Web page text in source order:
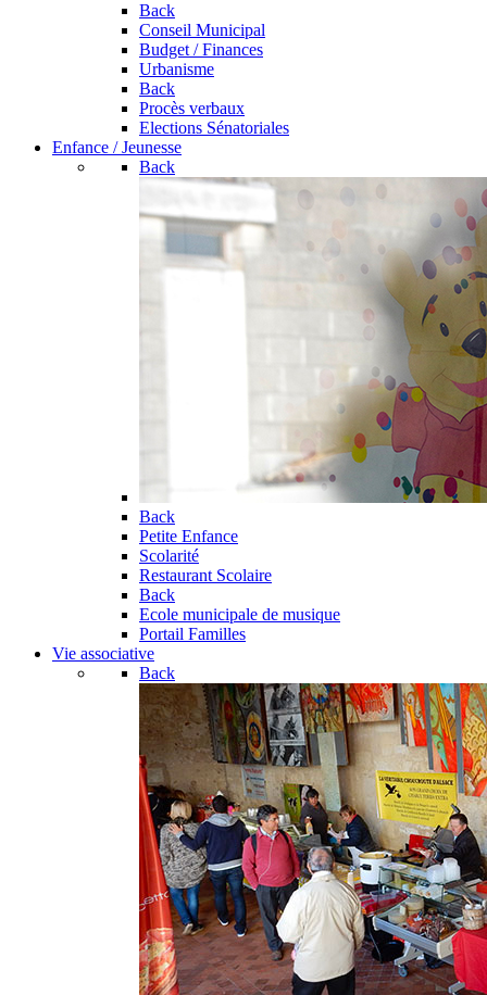
Back
Conseil Municipal
Budget / Finances
Urbanisme
Back
Procès verbaux
Elections Sénatoriales
Enfance / Jeunesse
Back
Back
Petite Enfance
Scolarité
Restaurant Scolaire
Back
Ecole municipale de musique
Portail Familles
Vie associative
Back